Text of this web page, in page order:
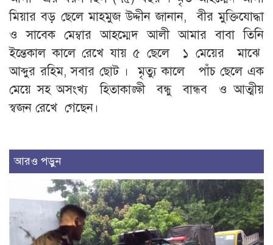
মিয়ার বড় ছেলে মাহমুজ উদ্দীন জানান, বীর মুক্তিযোদ্ধা
ও সাবেক মেম্বার আহম্মেদ আলী আমার বাবা তিনি
ইন্তেকাল কালে রেখে যায় ৫ ছেলে ১ মেয়ের মাঝে
আব্দুর রহিম, সবার ছোট । মৃত্যু কালে পাঁচ ছেলে এক
মেয়ে সহ অসংখ্য হিতাকাঙ্ক্ষী বন্ধু বান্ধব ও আত্মীয়
স্বজন রেখে গেছেন।
আরও পড়ুন